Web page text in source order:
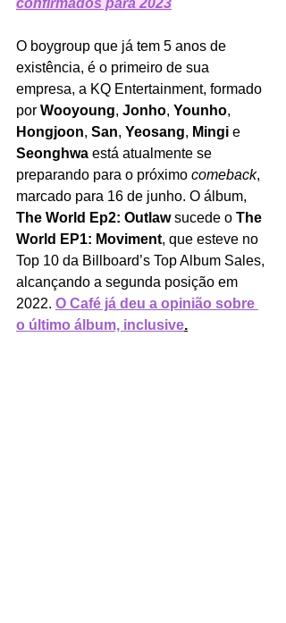
O boygroup que já tem 5 anos de
existência, é o primeiro de sua
empresa, a KQ Entertainment, formado
por Wooyoung, Jonho, Younho,
Hongjoon, San, Yeosang, Mingi e
Seonghwa está atualmente se
preparando para o próximo comeback,
marcado para 16 de junho. O álbum,
The World Ep2: Outlaw sucede o The
World EP1: Moviment, que esteve no
Top 10 da Billboard’s Top Album Sales,
alcançando a segunda posição em
2022. O Café já deu a opinião sobre
o último álbum, inclusive.